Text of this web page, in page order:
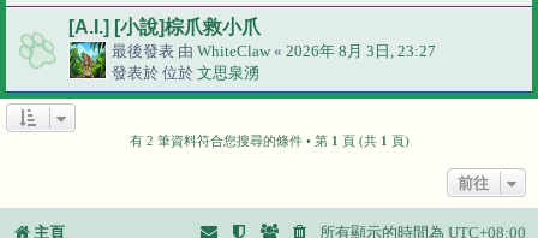
[A.I.] [小說]棕爪救小爪
最後發表 由 WhiteClaw « 2026年 8月 3日, 23:27
發表於 位於 文思泉湧
有 2 筆資料符合您搜尋的條件 • 第 1 頁 (共 1 頁)
前往
主頁 所有顯示的時間為 UTC+08:00